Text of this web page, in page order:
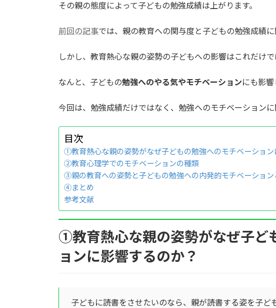
その親の態度によって子どもの勉強成績は上がります。
前回の記事では、親の教育への関与度と子どもの勉強成績
しかし、教育熱心な親の姿勢の子どもへの影響はこれだけで
なんと、子どもの勉強へのやる気やモチベーションにも影響
今回は、勉強成績だけではなく、勉強へのモチベーションに
目次
①教育熱心な親の姿勢がなぜ子どもの勉強へのモチベーション
②教育心理学でのモチベーションの種類
③親の教育への姿勢と子どもの勉強への内発的モチベーション
④まとめ
参考文献
①教育熱心な親の姿勢がなぜ子ど
ョンに影響するのか？
子どもに読書をさせたいのなら、親が読書する姿を子ど